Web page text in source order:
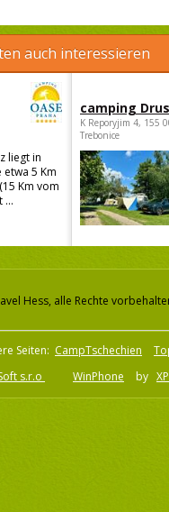
auch interessieren
liegt in
etwa 5 Km
Km vom
...
camping
K Reporyjim 4, 155
Trebonice
Hess, alle Rechte
Seiten: CampTschechien
s.r.o WinPhone by